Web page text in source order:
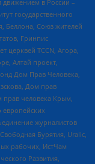
движением в России –
государственного
Беллона, Союз жителей
Гринпис
церквей TCCN, Агора,
Алтай проект,
Дом Прав Человека,
Дом прав
прав человека Крым,
европейских
журналистов
Бурятия, Uralic,
рабочих, ИстЧам
Развития,